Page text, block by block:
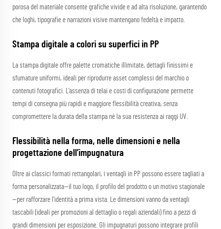
porosa del materiale consente grafiche vivide e ad alta risoluzione, garantendo
che loghi, tipografie e narrazioni visive mantengano fedeltà e impatto.
Stampa digitale a colori su superfici in PP
La stampa digitale offre palette cromatiche illimitate, dettagli finissimi e
sfumature uniformi, ideali per riprodurre asset complessi del marchio o
contenuti fotografici. L’assenza di telai e costi di configurazione permette
tempi di consegna più rapidi e maggiore flessibilità creativa, senza
compromettere la durata della stampa né la sua resistenza ai raggi UV.
Flessibilità nella forma, nelle dimensioni e nella
progettazione dell’impugnatura
Oltre ai classici formati rettangolari, i ventagli in PP possono essere tagliati a
forma personalizzata—il tuo logo, il profilo del prodotto o un motivo stagionale
—per rafforzare l’identità a prima vista. Le dimensioni vanno da ventagli
tascabili (ideali per promozioni al dettaglio o regali aziendali) fino a pezzi di
grandi dimensioni per esposizione. Gli impugnaturi possono integrare profili